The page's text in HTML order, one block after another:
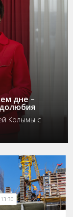
дне –
Колымы с